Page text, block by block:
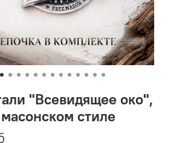
"Всевидящее око",
стиле